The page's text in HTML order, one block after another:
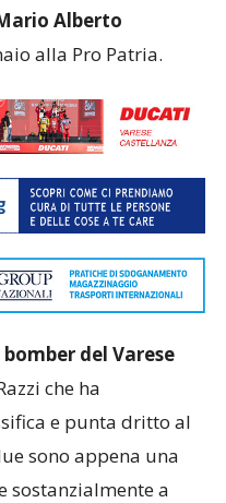
Alberto
alla Pro Patria.
del Varese
che ha
e punta dritto al
sono appena una
sostanzialmente a